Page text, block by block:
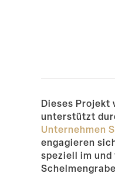
Dieses
unter­stützt
Unter­nehmen
engagieren
speziell im